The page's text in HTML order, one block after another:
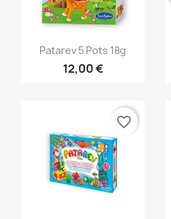
Aperçu rapide
Patarev 5 Pots 18g
12,00 €
favorite_border